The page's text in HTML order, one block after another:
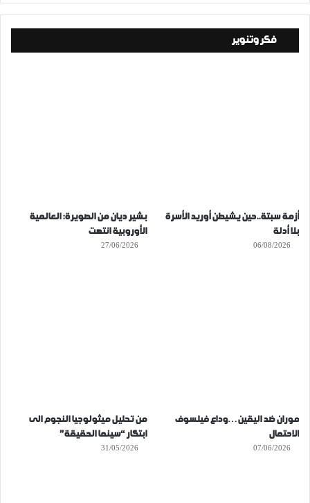
فكر وتنوير
أزمة سبتة..حين يشيطن أوريد الأسرة
بلا أدلة
06/08/2026
بشير ديان من الصويرة: العالمية
الأوروبية انتهت
27/06/2026
موران ضد اليقين…وداع فيلسوف
الاحتمال
07/06/2026
من تحليل ميثولوجيا النجوم الى
ابتكار “سينما الحقيقة”
31/05/2026